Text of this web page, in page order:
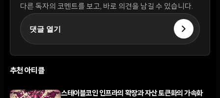
다른 독자의 코멘트를 보고, 바로 의견을 남길 수 있습니다.
댓글 열기
추천 아티클
스테이블코인 인프라의 확장과 자산 토큰화의 가속화